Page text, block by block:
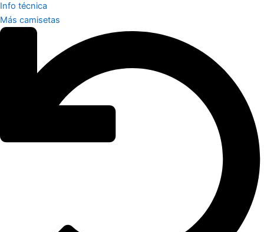
Info técnica
Más camisetas